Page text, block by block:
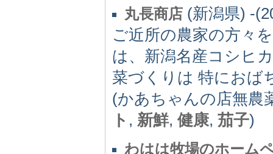
丸長商店 (新潟県) -
ご近所の農家の方々
は、新潟名産コシヒ
菜づくりは 特におば
(かあちゃんの店無農
ト , 新鮮, 健康, 茄子)
わはは牧場のホーム